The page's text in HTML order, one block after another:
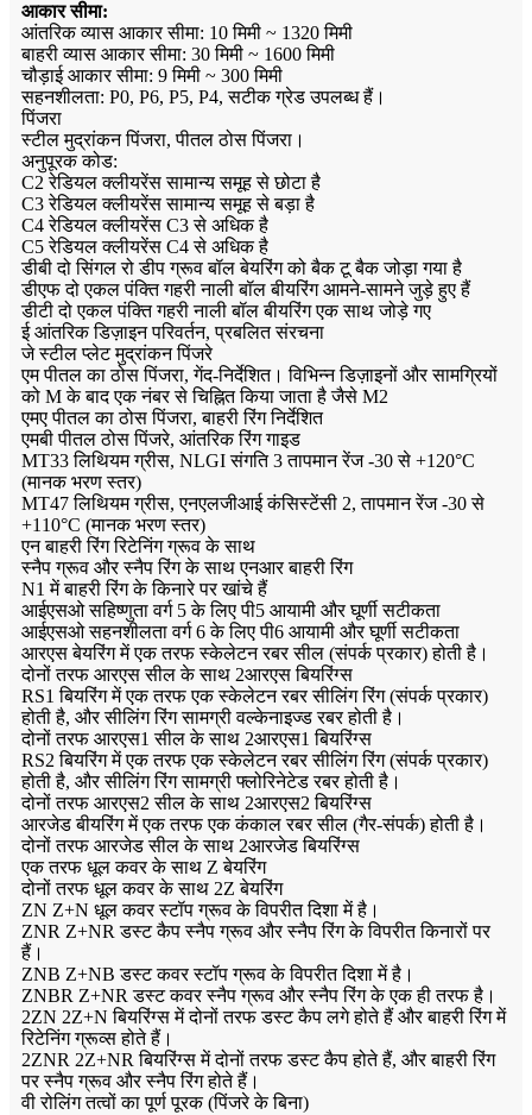
आकार सीमा:
आंतरिक व्यास आकार सीमा: 10 मिमी ~ 1320 मिमी
बाहरी व्यास आकार सीमा: 30 मिमी ~ 1600 मिमी
चौड़ाई आकार सीमा: 9 मिमी ~ 300 मिमी
सहनशीलता: P0, P6, P5, P4, सटीक ग्रेड उपलब्ध हैं।
पिंजरा
स्टील मुद्रांकन पिंजरा, पीतल ठोस पिंजरा।
अनुपूरक कोड:
C2 रेडियल क्लीयरेंस सामान्य समूह से छोटा है
C3 रेडियल क्लीयरेंस सामान्य समूह से बड़ा है
C4 रेडियल क्लीयरेंस C3 से अधिक है
C5 रेडियल क्लीयरेंस C4 से अधिक है
डीबी दो सिंगल रो डीप ग्रूव बॉल बेयरिंग को बैक टू बैक जोड़ा गया है
डीएफ दो एकल पंक्ति गहरी नाली बॉल बीयरिंग आमने-सामने जुड़े हुए हैं
डीटी दो एकल पंक्ति गहरी नाली बॉल बीयरिंग एक साथ जोड़े गए
ई आंतरिक डिज़ाइन परिवर्तन, प्रबलित संरचना
जे स्टील प्लेट मुद्रांकन पिंजरे
एम पीतल का ठोस पिंजरा, गेंद-निर्देशित। विभिन्न डिज़ाइनों और सामग्रियों
को M के बाद एक नंबर से चिह्नित किया जाता है जैसे M2
एमए पीतल का ठोस पिंजरा, बाहरी रिंग निर्देशित
एमबी पीतल ठोस पिंजरे, आंतरिक रिंग गाइड
MT33 लिथियम ग्रीस, NLGI संगति 3 तापमान रेंज -30 से +120°C
(मानक भरण स्तर)
MT47 लिथियम ग्रीस, एनएलजीआई कंसिस्टेंसी 2, तापमान रेंज -30 से
+110°C (मानक भरण स्तर)
एन बाहरी रिंग रिटेनिंग ग्रूव के साथ
स्नैप ग्रूव और स्नैप रिंग के साथ एनआर बाहरी रिंग
N1 में बाहरी रिंग के किनारे पर खांचे हैं
आईएसओ सहिष्णुता वर्ग 5 के लिए पी5 आयामी और घूर्णी सटीकता
आईएसओ सहनशीलता वर्ग 6 के लिए पी6 आयामी और घूर्णी सटीकता
आरएस बेयरिंग में एक तरफ स्केलेटन रबर सील (संपर्क प्रकार) होती है।
दोनों तरफ आरएस सील के साथ 2आरएस बियरिंग्स
RS1 बियरिंग में एक तरफ एक स्केलेटन रबर सीलिंग रिंग (संपर्क प्रकार)
होती है, और सीलिंग रिंग सामग्री वल्केनाइज्ड रबर होती है।
दोनों तरफ आरएस1 सील के साथ 2आरएस1 बियरिंग्स
RS2 बियरिंग में एक तरफ एक स्केलेटन रबर सीलिंग रिंग (संपर्क प्रकार)
होती है, और सीलिंग रिंग सामग्री फ्लोरिनेटेड रबर होती है।
दोनों तरफ आरएस2 सील के साथ 2आरएस2 बियरिंग्स
आरजेड बीयरिंग में एक तरफ एक कंकाल रबर सील (गैर-संपर्क) होती है।
दोनों तरफ आरजेड सील के साथ 2आरजेड बियरिंग्स
एक तरफ धूल कवर के साथ Z बेयरिंग
दोनों तरफ धूल कवर के साथ 2Z बेयरिंग
ZN Z+N धूल कवर स्टॉप ग्रूव के विपरीत दिशा में है।
ZNR Z+NR डस्ट कैप स्नैप ग्रूव और स्नैप रिंग के विपरीत किनारों पर
हैं।
ZNB Z+NB डस्ट कवर स्टॉप ग्रूव के विपरीत दिशा में है।
ZNBR Z+NR डस्ट कवर स्नैप ग्रूव और स्नैप रिंग के एक ही तरफ है।
2ZN 2Z+N बियरिंग्स में दोनों तरफ डस्ट कैप लगे होते हैं और बाहरी रिंग में
रिटेनिंग ग्रूव्स होते हैं।
2ZNR 2Z+NR बियरिंग्स में दोनों तरफ डस्ट कैप होते हैं, और बाहरी रिंग
पर स्नैप ग्रूव और स्नैप रिंग होते हैं।
वी रोलिंग तत्वों का पूर्ण पूरक (पिंजरे के बिना)